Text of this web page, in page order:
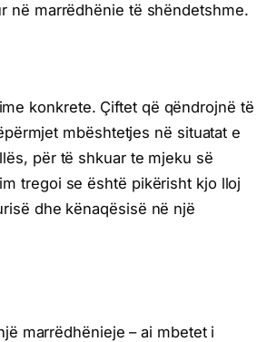
në marrëdhënie të shëndetshme.
konkrete. Çiftet që qëndrojnë të
mbështetjes në situatat e
për të shkuar te mjeku së
tregoi se është pikërisht kjo lloj
dhe kënaqësisë në një
marrëdhënieje – ai mbetet i